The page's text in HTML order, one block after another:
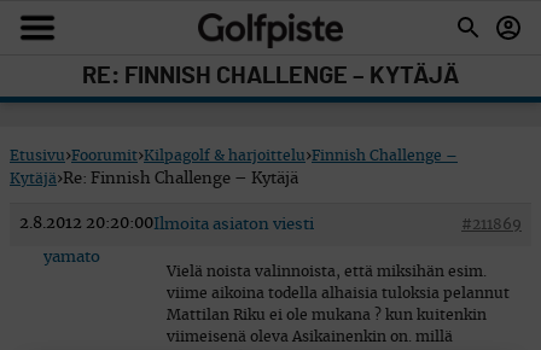
RE: FINNISH CHALLENGE – KYTÄJÄ
Etusivu›Foorumit›Kilpagolf & harjoittelu›Finnish Challenge –
Kytäjä›Re: Finnish Challenge – Kytäjä
2.8.2012 20:20:00 #211869
Ilmoita asiaton viesti
yamato
Vielä noista valinnoista, että miksihän esim.
viime aikoina todella alhaisia tuloksia pelannut
Mattilan Riku ei ole mukana ? kun kuitenkin
viimeisenä oleva Asikainenkin on. millä